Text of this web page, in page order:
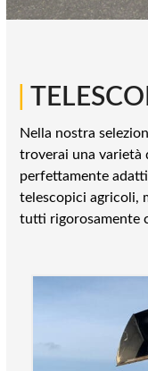
Nella nostra
troverai una varietà
perfettamente
telescopici agricoli,
tutti rigorosamente